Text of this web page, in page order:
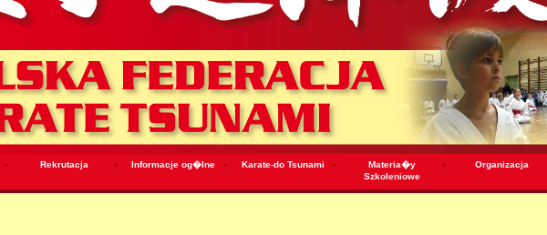
Rekrutacja Informacje og�lne Karate-do Tsunami Materia�y
Szkoleniowe
Organizacja